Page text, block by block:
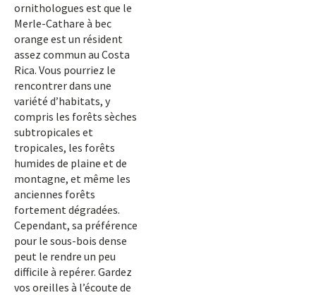
ornithologues est que le
Merle-Cathare à bec
orange est un résident
assez commun au Costa
Rica. Vous pourriez le
rencontrer dans une
variété d’habitats, y
compris les forêts sèches
subtropicales et
tropicales, les forêts
humides de plaine et de
montagne, et même les
anciennes forêts
fortement dégradées.
Cependant, sa préférence
pour le sous-bois dense
peut le rendre un peu
difficile à repérer. Gardez
vos oreilles à l’écoute de